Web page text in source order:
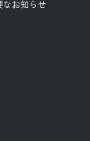
なお知らせ